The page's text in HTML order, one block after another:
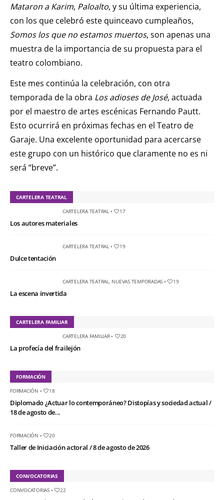
Mataron a Karim, Paloalto, y su última experiencia,
con los que celebró este quinceavo cumpleaños,
Somos los que no estamos muertos, son apenas una
muestra de la importancia de su propuesta para el
teatro colombiano.
Este mes continúa la celebración, con otra
temporada de la obra Los adioses de José, actuada
por el maestro de artes escénicas Fernando Pautt.
Esto ocurrirá en próximas fechas en el Teatro de
Garaje. Una excelente oportunidad para acercarse
este grupo con un histórico que claramente no es ni
será “breve”.
CARTELERA TEATRAL
CARTELERA TEATRAL • 17
Los autores materiales
CARTELERA TEATRAL • 19
Dulce tentación
CARTELERA TEATRAL NUEVAS TEMPORADAS • 19
La escena invertida
CARTELERA FAMILIAR
CARTELERA FAMILIAR• 20
La profecía del frailejón
FORMACIÓN
FORMACIÓN • 18
Diplomado ¿Actuar lo contemporáneo? Distopías y sociedad actual /
18 de agosto de...
FORMACIÓN • 20
Taller de Iniciación actoral / 8 de agosto de 2026
CONVOCATORIAS
CONVOCATORIAS• 22